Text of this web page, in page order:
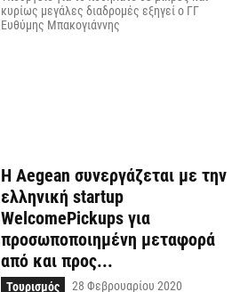
κυρίως μεγάλες διαδρομές εξηγεί ο ΓΓ
Ευθύμης Μπακογιάννης
Η Aegean συνεργάζεται με την
ελληνική startup
WelcomePickups για
προσωποποιημένη μεταφορά
από και προς...
Τουρισμός 28 Φεβρουαρίου 2020